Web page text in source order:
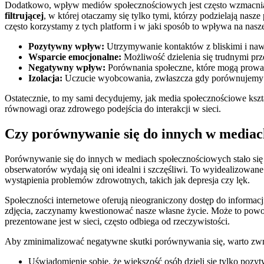
Dodatkowo, wpływ mediów społecznościowych jest często
filtrującej, w której otaczamy się tylko tymi, którzy podzielają
często korzystamy z tych platform i w jaki sposób to wpływa na
Pozytywny wpływ: Utrzymywanie kontaktów z bliskimi i
Wsparcie emocjonalne: Możliwość dzielenia się trudnymi
Negatywny wpływ: Porównania społeczne, które mogą
Izolacja: Uczucie wyobcowania, zwłaszcza gdy
Ostatecznie, to my sami decydujemy, jak media społecznościowe
równowagi oraz zdrowego podejścia do interakcji w sieci.
Czy porównywanie się do innych w
Porównywanie się do innych w mediach społecznościowych stało
obserwatorów wydają się oni idealni i szczęśliwi. To
wystąpienia problemów zdrowotnych, takich jak depresja czy lęk.
Społeczności internetowe oferują nieograniczony dostęp do
zdjęcia, zaczynamy kwestionować nasze własne życie. Może to
prezentowane jest w sieci, często odbiega od rzeczywistości.
Aby zminimalizować negatywne skutki porównywania się, warto
Uświadomienie sobie, że większość osób dzieli się tylko